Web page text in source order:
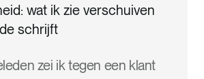
wat ik zie verschuiven
schrijft
zei ik tegen een klant